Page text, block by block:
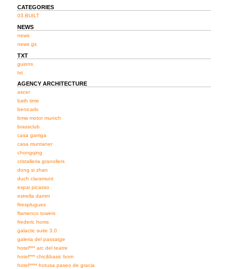
CATEGORIES
03.BUILT
NEWS
news
news gs
TXT
guions
txt
AGENCY ARCHITECTURE
ascer
bath time
benicarlo
bmw motor munich
brassclub
casa garriga
casa muntaner
chongqing
cristalleria granollers
dong si zhan
duch claramunt
espai picasso
estrella damm
firesplugues
flamenco towers
frederic homs
galactic suite 3.0
galeria del passatge
hotel*** arc del teatre
hotel*** chic&basic born
hotel**** hotusa paseo de gracia